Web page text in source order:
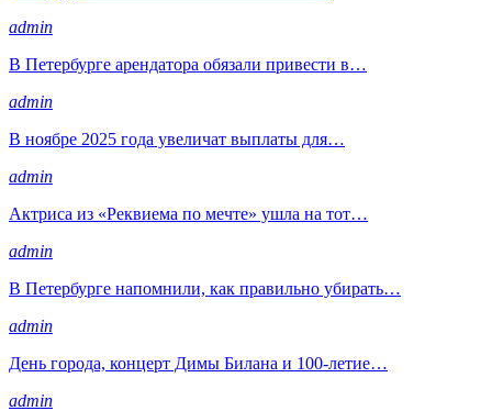
admin
В Петербурге арендатора обязали привести в…
admin
В ноябре 2025 года увеличат выплаты для…
admin
Актриса из «Реквиема по мечте» ушла на тот…
admin
В Петербурге напомнили, как правильно убирать…
admin
День города, концерт Димы Билана и 100-летие…
admin